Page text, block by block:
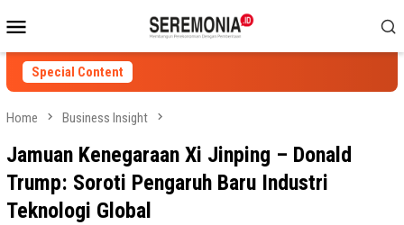
to
contentMenu
Special Content
Home Business Insight
Jamuan Kenegaraan Xi Jinping – Donald
Trump: Soroti Pengaruh Baru Industri
Teknologi Global